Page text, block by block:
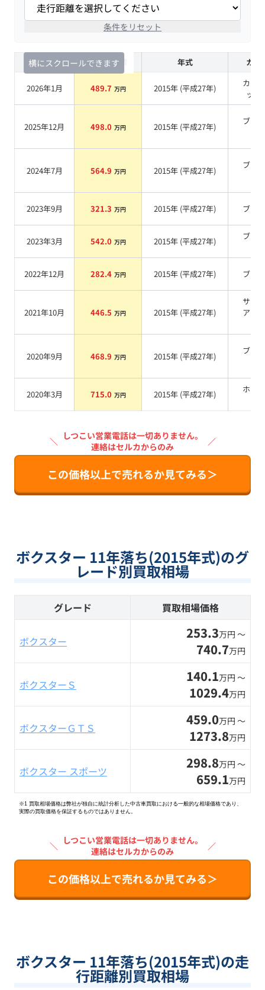
条件をリセット
横にスクロールできます
査定時期 セルカ実績 年式 カラ
2026年1月 489.7 万円 2015年 (平成27年)
カー
ッド
2025年12月 498.0 万円 2015年 (平成27年)
ブラ
2024年7月 564.9 万円 2015年 (平成27年)
ブラ
2023年9月 321.3 万円 2015年 (平成27年) ブルー
2023年3月 542.0 万円 2015年 (平成27年)
ブラ
2022年12月 282.4 万円 2015年 (平成27年) ブルー
2021年10月 446.5 万円 2015年 (平成27年)
サフ
アブ
2020年9月 468.9 万円 2015年 (平成27年)
ブラ
2020年3月 715.0 万円 2015年 (平成27年)
ホワ
＼ しつこい営業電話は一切ありません。
連絡はセルカからのみ
／
この価格以上で売れるか見てみる＞
ボクスター 11年落ち(2015年式)のグ
レード別買取相場
グレード 買取相場価格
ボクスター 253.3万円 〜
740.7万円
ボクスターＳ 140.1万円 〜
1029.4万円
ボクスターＧＴＳ 459.0万円 〜
1273.8万円
ボクスター スポーツ 298.8万円 〜
659.1万円
※1 買取相場価格は弊社が独自に統計分析した中古車買取における一般的な相場価格であり、
実際の買取価格を保証するものではありません。
＼ しつこい営業電話は一切ありません。
連絡はセルカからのみ
／
この価格以上で売れるか見てみる＞
ボクスター 11年落ち(2015年式)の走
行距離別買取相場